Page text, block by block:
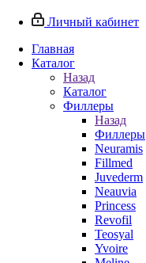
Личный кабинет
Главная
Каталог
Назад
Каталог
Филлеры
Назад
Филлеры
Neuramis
Fillmed
Juvederm
Neauvia
Princess
Revofil
Teosyal
Yvoire